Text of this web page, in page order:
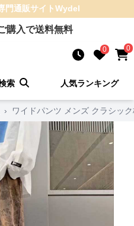
門通販サイトWydel
購入で送料無料
0 0
索 人気ランキング
› ワイドパンツ メンズ クラシッ